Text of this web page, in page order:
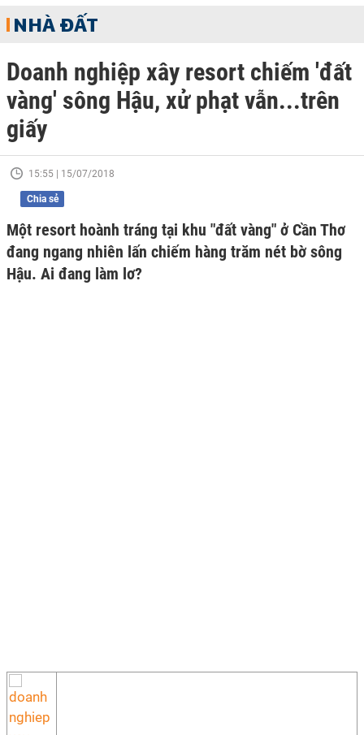
NHÀ ĐẤT
Doanh nghiệp xây resort chiếm 'đất
vàng' sông Hậu, xử phạt vẫn...trên
giấy
15:55 | 15/07/2018
Chia sẻ
Một resort hoành tráng tại khu "đất vàng" ở Cần Thơ
đang ngang nhiên lấn chiếm hàng trăm nét bờ sông
Hậu. Ai đang làm lơ?